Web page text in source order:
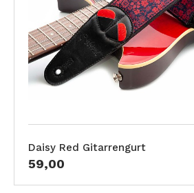
Daisy Red Gitarrengurt
59,00